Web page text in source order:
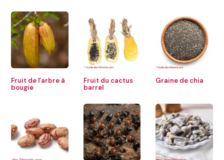
Fruit de l’arbre à
bougie
Fruit du cactus
barrel
Graine de chia